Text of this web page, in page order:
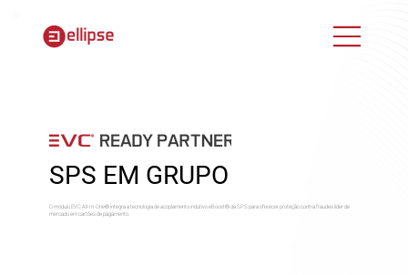
SPS EM GRUPO
O módulo EVC All-In-One® integra a tecnologia de acoplamento indutivo eBoost® da SPS para oferecer proteção contra fraudes líder de
mercado em cartões de pagamento.